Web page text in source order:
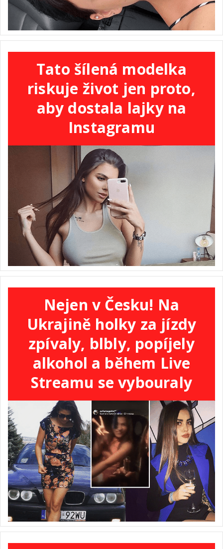
Tato šílená modelka
riskuje život jen proto,
aby dostala lajky na
Instagramu
Nejen v Česku! Na
Ukrajině holky za jízdy
zpívaly, blbly, popíjely
alkohol a během Live
Streamu se vybouraly